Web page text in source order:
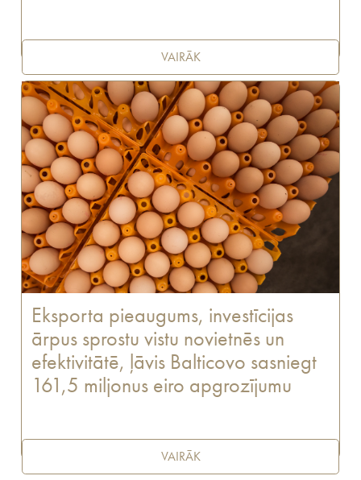
VAIRĀK
Eksporta pieaugums, investīcijas
ārpus sprostu vistu novietnēs un
efektivitātē, ļāvis Balticovo sasniegt
161,5 miljonus eiro apgrozījumu
VAIRĀK